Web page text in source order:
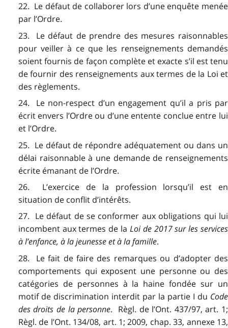
22. Le défaut de collaborer lors d’une enquête menée
par l’Ordre.
23. Le défaut de prendre des mesures raisonnables
pour veiller à ce que les renseignements demandés
soient fournis de façon complète et exacte s’il est tenu
de fournir des renseignements aux termes de la Loi et
des règlements.
24. Le non-respect d’un engagement qu’il a pris par
écrit envers l’Ordre ou d’une entente conclue entre lui
et l’Ordre.
25. Le défaut de répondre adéquatement ou dans un
délai raisonnable à une demande de renseignements
écrite émanant de l’Ordre.
26. L’exercice de la profession lorsqu’il est en
situation de conflit d’intérêts.
27. Le défaut de se conformer aux obligations qui lui
incombent aux termes de la Loi de 2017 sur les services
à l’enfance, à la jeunesse et à la famille.
28. Le fait de faire des remarques ou d’adopter des
comportements qui exposent une personne ou des
catégories de personnes à la haine fondée sur un
motif de discrimination interdit par la partie I du Code
des droits de la personne. Règl. de l’Ont. 437/97, art. 1;
Règl. de l’Ont. 134/08, art. 1; 2009, chap. 33, annexe 13,